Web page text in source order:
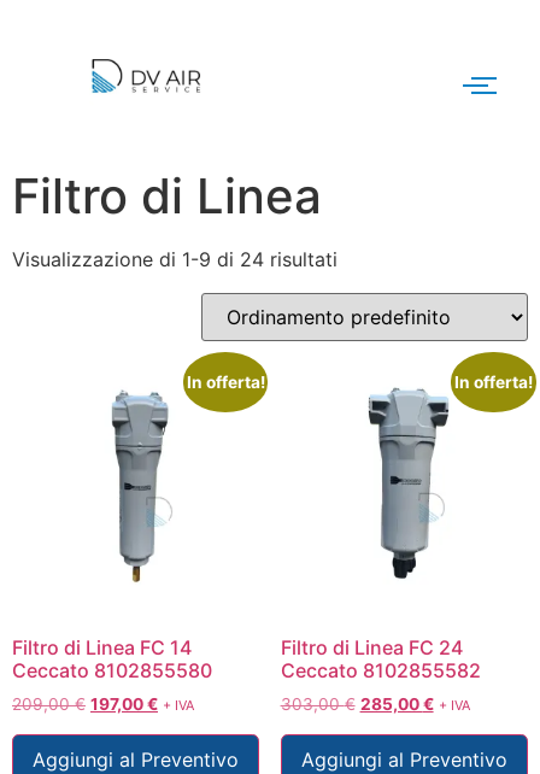
Filtro di Linea
Visualizzazione di 1-9 di 24 risultati
In offerta!
Filtro di Linea FC 14
Ceccato 8102855580
209,00€ 197,00€ + IVA
Aggiungi al Preventivo
In offerta!
Filtro di Linea FC 24
Ceccato 8102855582
303,00€ 285,00€ + IVA
Aggiungi al Preventivo